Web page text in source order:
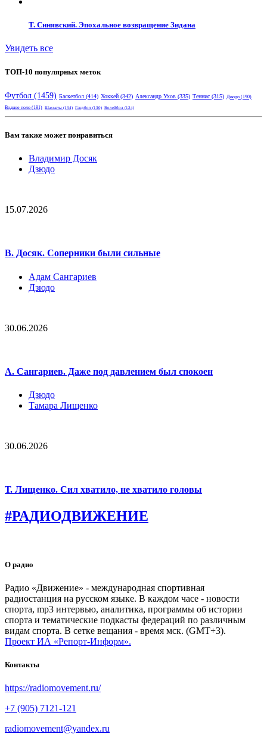
Т. Синявский. Эпохальное возвращение Зидана
Увидеть все
ТОП-10 популярных меток
Футбол (1459) Баскетбол (414) Хоккей (342) Александр Ухов (335) Теннис (315) Дзюдо (190)
Водное поло (181) Шахматы (134) Гандбол (130) Волейбол (124)
Вам также может понравиться
Владимир Досяк
Дзюдо
15.07.2026
В. Досяк. Соперники были сильные
Адам Сангариев
Дзюдо
30.06.2026
А. Сангариев. Даже под давлением был спокоен
Дзюдо
Тамара Лищенко
30.06.2026
Т. Лищенко. Сил хватило, не хватило головы
#РАДИОДВИЖЕНИЕ
О радио
Радио «Движение» - международная спортивная
радиостанция на русском языке. В каждом часе - новости
спорта, mp3 интервью, аналитика, программы об истории
спорта и тематические подкасты федераций по различным
видам спорта. В сетке вещания - время мск. (GMT+3).
Проект ИА «Репорт-Информ».
Контакты
https://radiomovement.ru/
+7 (905) 7121-121
radiomovement@yandex.ru